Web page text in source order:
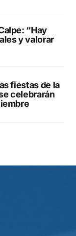
“Hay
y valorar
fiestas de la
celebrarán